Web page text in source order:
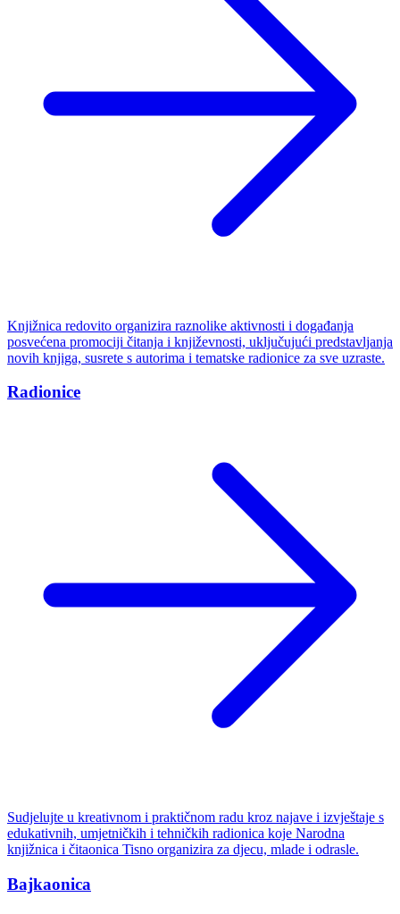
Knjižnica redovito organizira raznolike aktivnosti i događanja
posvećena promociji čitanja i književnosti, uključujući predstavljanja
novih knjiga, susrete s autorima i tematske radionice za sve uzraste.
Radionice
Sudjelujte u kreativnom i praktičnom radu kroz najave i izvještaje s
edukativnih, umjetničkih i tehničkih radionica koje Narodna
knjižnica i čitaonica Tisno organizira za djecu, mlade i odrasle.
Bajkaonica